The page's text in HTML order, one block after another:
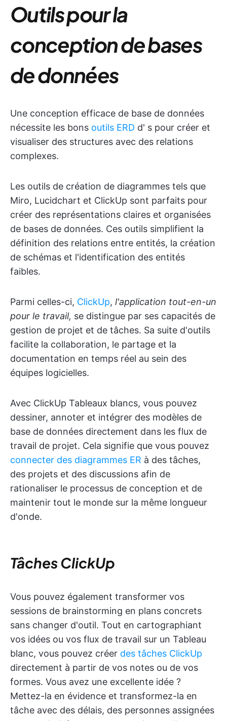
Outils pour la
conception de bases
de données
Une conception efficace de base de données
nécessite les bons outils ERD d' s pour créer et
visualiser des structures avec des relations
complexes.
Les outils de création de diagrammes tels que
Miro, Lucidchart et ClickUp sont parfaits pour
créer des représentations claires et organisées
de bases de données. Ces outils simplifient la
définition des relations entre entités, la création
de schémas et l'identification des entités
faibles.
Parmi celles-ci, ClickUp, l'application tout-en-un
pour le travail, se distingue par ses capacités de
gestion de projet et de tâches. Sa suite d'outils
facilite la collaboration, le partage et la
documentation en temps réel au sein des
équipes logicielles.
Avec ClickUp Tableaux blancs, vous pouvez
dessiner, annoter et intégrer des modèles de
base de données directement dans les flux de
travail de projet. Cela signifie que vous pouvez
connecter des diagrammes ER à des tâches,
des projets et des discussions afin de
rationaliser le processus de conception et de
maintenir tout le monde sur la même longueur
d'onde.
Tâches ClickUp
Vous pouvez également transformer vos
sessions de brainstorming en plans concrets
sans changer d'outil. Tout en cartographiant
vos idées ou vos flux de travail sur un Tableau
blanc, vous pouvez créer des tâches ClickUp
directement à partir de vos notes ou de vos
formes. Vous avez une excellente idée ?
Mettez-la en évidence et transformez-la en
tâche avec des délais, des personnes assignées